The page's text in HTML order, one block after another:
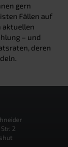
gern
Fällen auf
aktuellen
– und
deren
2